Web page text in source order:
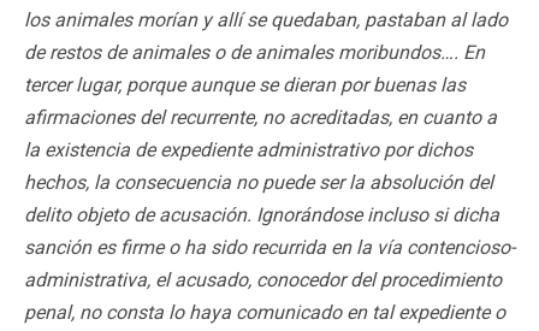
los animales morían y allí se quedaban, pastaban al lado
de restos de animales o de animales moribundos…. En
tercer lugar, porque aunque se dieran por buenas las
afirmaciones del recurrente, no acreditadas, en cuanto a
la existencia de expediente administrativo por dichos
hechos, la consecuencia no puede ser la absolución del
delito objeto de acusación. Ignorándose incluso si dicha
sanción es firme o ha sido recurrida en la vía contencioso-
administrativa, el acusado, conocedor del procedimiento
penal, no consta lo haya comunicado en tal expediente o